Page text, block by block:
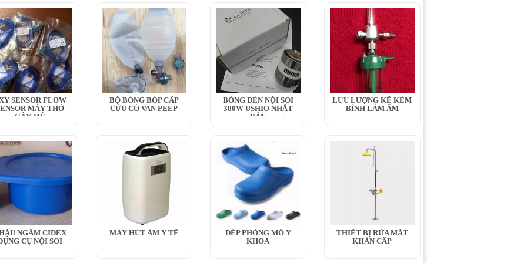
SENSOR FLOW
MÁY THỞ
GÂY MÊ
BỘ BÓNG BÓP CẤP
CỨU CÓ VAN PEEP
BÓNG ĐÈN NỘI SOI
300W USHIO NHẬT
BẢN
LƯU LƯỢNG KẾ KÈM
BÌNH LÀM ẨM
NGÂM CIDEX
CỤ NỘI SOI
MÁY HÚT ẨM Y TẾ
DÉP PHÒNG MỔ Y
KHOA
THIẾT BỊ RỬA MẮT
KHẨN CẤP